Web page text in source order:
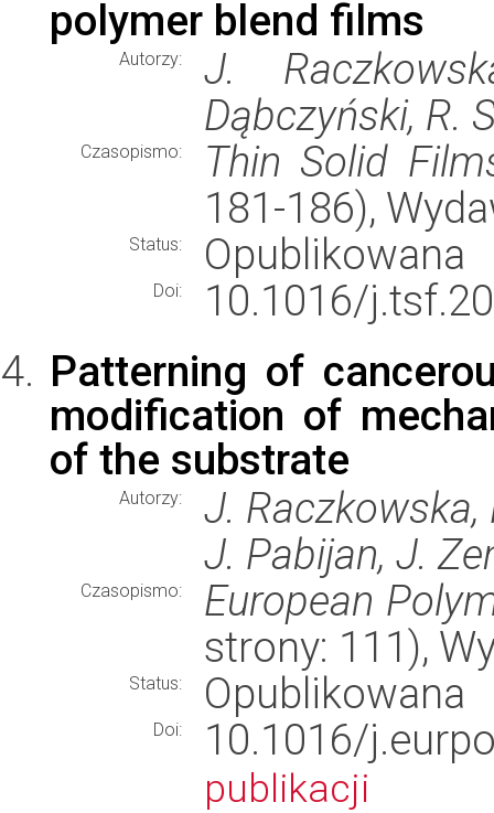
polymer blend films
Autorzy:
J.
Dąbczyński, R.
Czasopismo:
Thin Solid
181-186),
Status: Opublikowana
Doi:
10.1016/
Patterning of
modification of
of the substrate
Autorzy:
J. Raczkowska,
J. Pabijan, J.
Czasopismo:
European
strony: 111),
Status: Opublikowana
Doi: 10.1016/
publikacji